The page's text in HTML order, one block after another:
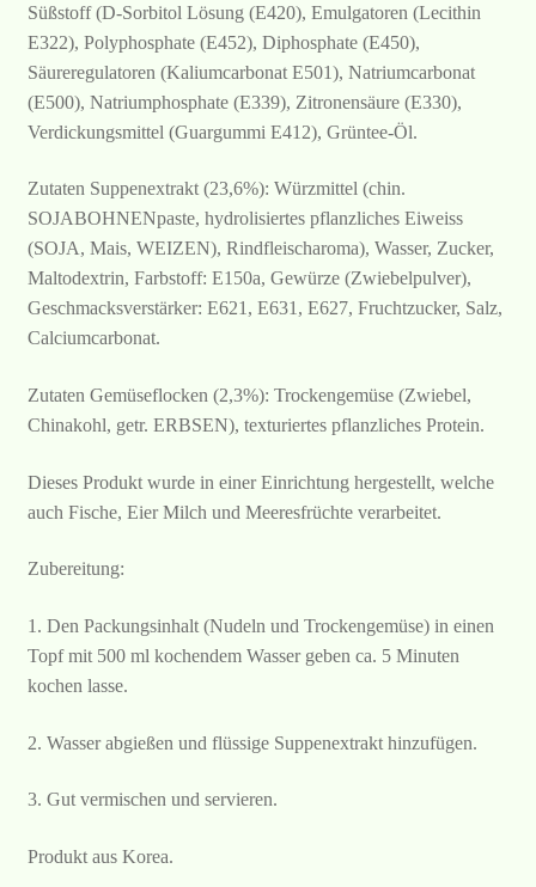
Süßstoff (D-Sorbitol Lösung (E420), Emulgatoren (Lecithin
E322), Polyphosphate (E452), Diphosphate (E450),
Säureregulatoren (Kaliumcarbonat E501), Natriumcarbonat
(E500), Natriumphosphate (E339), Zitronensäure (E330),
Verdickungsmittel (Guargummi E412), Grüntee-Öl.
Zutaten Suppenextrakt (23,6%): Würzmittel (chin.
SOJABOHNENpaste, hydrolisiertes pflanzliches Eiweiss
(SOJA, Mais, WEIZEN), Rindfleischaroma), Wasser, Zucker,
Maltodextrin, Farbstoff: E150a, Gewürze (Zwiebelpulver),
Geschmacksverstärker: E621, E631, E627, Fruchtzucker, Salz,
Calciumcarbonat.
Zutaten Gemüseflocken (2,3%): Trockengemüse (Zwiebel,
Chinakohl, getr. ERBSEN), texturiertes pflanzliches Protein.
Dieses Produkt wurde in einer Einrichtung hergestellt, welche
auch Fische, Eier Milch und Meeresfrüchte verarbeitet.
Zubereitung:
1. Den Packungsinhalt (Nudeln und Trockengemüse) in einen
Topf mit 500 ml kochendem Wasser geben ca. 5 Minuten
kochen lasse.
2. Wasser abgießen und flüssige Suppenextrakt hinzufügen.
3. Gut vermischen und servieren.
Produkt aus Korea.